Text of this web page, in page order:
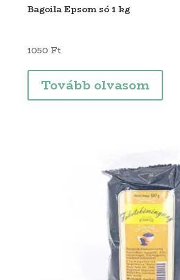
Bagoila Epsom só 1 kg
1050 Ft
Tovább olvasom